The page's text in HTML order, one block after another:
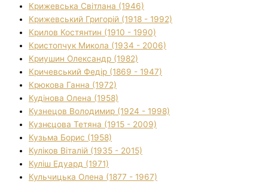
Крижевська Світлана (1946)
Крижевський Григорій (1918 - 1992)
Крилов Костянтин (1910 - 1990)
Кристопчук Микола (1934 - 2006)
Криушин Олександр (1982)
Кричевський Федір (1869 - 1947)
Крюкова Ганна (1972)
Кудінова Олена (1958)
Кузнецов Володимир (1924 - 1998)
Кузнєцова Тетяна (1915 - 2009)
Кузьма Борис (1958)
Куліков Віталій (1935 - 2015)
Куліш Едуард (1971)
Кульчицька Олена (1877 - 1967)